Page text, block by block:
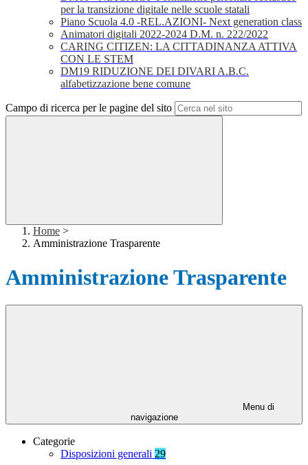
per la transizione digitale nelle scuole statali
Piano Scuola 4.0 -REL.AZIONI- Next generation class
Animatori digitali 2022-2024 D.M. n. 222/2022
CARING CITIZEN: LA CITTADINANZA ATTIVA
CON LE STEM
DM19 RIDUZIONE DEI DIVARI A.B.C.
alfabetizzazione bene comune
Campo di ricerca per le pagine del sito
Home >
Amministrazione Trasparente
Amministrazione Trasparente
Menu di
navigazione
Categorie
Disposizioni generali 29